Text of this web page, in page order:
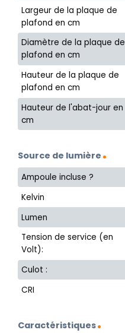
Largeur de la plaque de
plafond en cm
Diamètre de la plaque de
plafond en cm
Hauteur de la plaque de
plafond en cm
Hauteur de l'abat-jour en
cm
Source de lumière
Ampoule incluse ?
Kelvin
Lumen
Tension de service (en
Volt):
Culot :
CRI
Caractéristiques